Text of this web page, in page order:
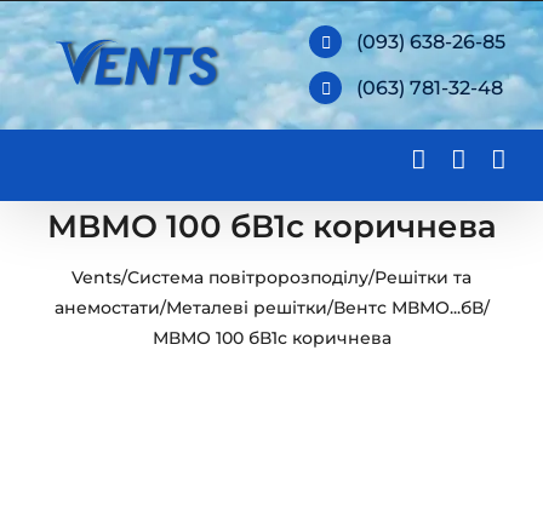
Skip
to
content
(093) 638-26-85
(063) 781-32-48
МВМО 100 бВ1с коричнева
Vents/Система повітророзподілу/Решітки та
анемостати/Металеві решітки/Вентс МВМО...бВ/
МВМО 100 бВ1с коричнева